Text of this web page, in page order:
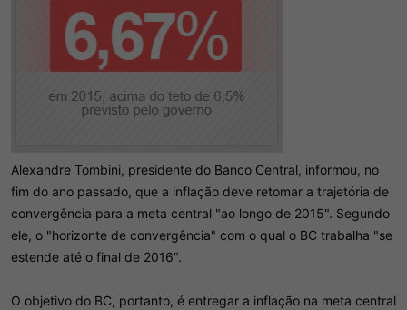
Alexandre Tombini, presidente do Banco Central, informou, no
fim do ano passado, que a inflação deve retomar a trajetória de
convergência para a meta central "ao longo de 2015". Segundo
ele, o "horizonte de convergência" com o qual o BC trabalha "se
estende até o final de 2016".
O objetivo do BC, portanto, é entregar a inflação na meta central